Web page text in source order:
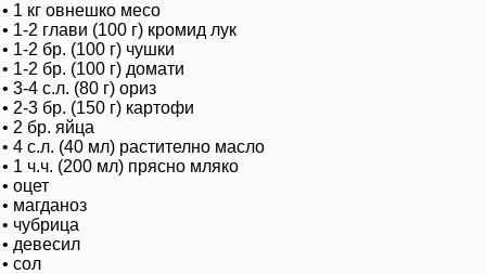
• 1 кг овнешко месо
• 1-2 глави (100 г) кромид лук
• 1-2 бр. (100 г) чушки
• 1-2 бр. (100 г) домати
• 3-4 с.л. (80 г) ориз
• 2-3 бр. (150 г) картофи
• 2 бр. яйца
• 4 с.л. (40 мл) растително масло
• 1 ч.ч. (200 мл) прясно мляко
• оцет
• магданоз
• чубрица
• девесил
• сол